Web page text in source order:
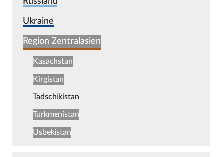
Ukraine
Region Zentralasien
Kasachstan
Kirgistan
Tadschikistan
Turkmenistan
Usbekistan